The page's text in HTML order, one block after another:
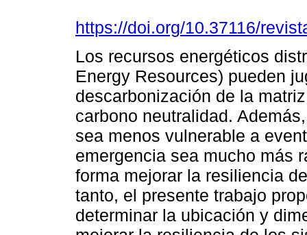
https://doi.org/10.37116/
Los recursos energéticos
Energy Resources) pueden
descarbonización de la
carbono neutralidad.
sea menos vulnerable a
emergencia sea mucho más
forma mejorar la resiliencia
tanto, el presente trabajo
determinar la ubicación y